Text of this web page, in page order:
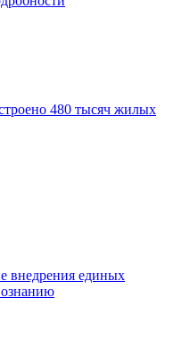
480 тысяч жилых
внедрения единых